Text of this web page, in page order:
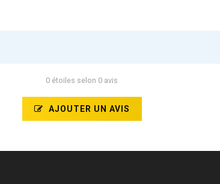
0 étoiles selon 0 avis
AJOUTER UN AVIS